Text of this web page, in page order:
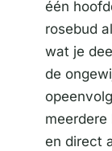
één
rosebud
wat je
de
en direct